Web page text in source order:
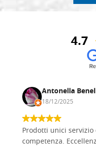
4.7
Antonella
18/12/2025
Prodotti unici
competenza.